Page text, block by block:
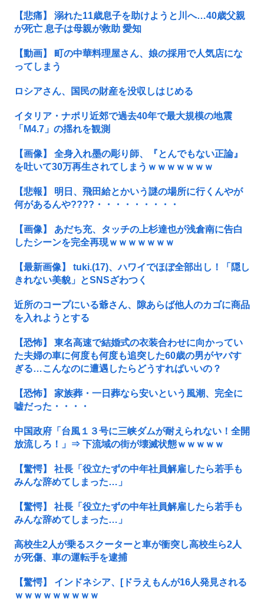
【悲痛】 溺れた11歳息子を助けようと川へ…40歳父親
が死亡 息子は母親が救助 愛知
【動画】 町の中華料理屋さん、娘の採用で人気店にな
ってしまう
ロシアさん、国民の財産を没収しはじめる
イタリア・ナポリ近郊で過去40年で最大規模の地震
「M4.7」の揺れを観測
【画像】 全身入れ墨の彫り師、『とんでもない正論』
を吐いて30万再生されてしまうｗｗｗｗｗｗｗ
【悲報】 明日、飛田給とかいう謎の場所に行くんやが
何があるんや????・・・・・・・・・
【画像】 あだち充、タッチの上杉達也が浅倉南に告白
したシーンを完全再現ｗｗｗｗｗｗｗ
【最新画像】 tuki.(17)、ハワイでほぼ全部出し！「隠し
きれない美貌」とSNSざわつく
近所のコープにいる爺さん、隙あらば他人のカゴに商品
を入れようとする
【恐怖】 東名高速で結婚式の衣装合わせに向かってい
た夫婦の車に何度も何度も追突した60歳の男がヤバす
ぎる…こんなのに遭遇したらどうすればいいの？
【恐怖】 家族葬・一日葬なら安いという風潮、完全に
嘘だった・・・・
中国政府「台風１３号に三峡ダムが耐えられない！全開
放流しろ！」⇒ 下流域の街が壊滅状態ｗｗｗｗｗ
【驚愕】 社長「役立たずの中年社員解雇したら若手も
みんな辞めてしまった…」
【驚愕】 社長「役立たずの中年社員解雇したら若手も
みんな辞めてしまった…」
高校生2人が乗るスクーターと車が衝突し高校生ら2人
が死傷、車の運転手を逮捕
【驚愕】 インドネシア、[ドラえもんが16人発見される
ｗｗｗｗｗｗｗｗｗ